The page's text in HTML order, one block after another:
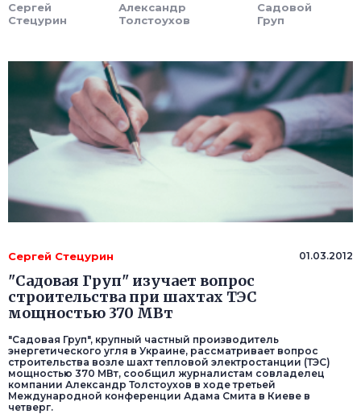
Сергей
Стецурин
Александр
Толстоухов
Садовой
Груп
Сергей Стецурин 01.03.2012
"Садовая Груп" изучает вопрос
строительства при шахтах ТЭС
мощностью 370 МВт
"Садовая Груп", крупный частный производитель
энергетического угля в Украине, рассматривает вопрос
строительства возле шахт тепловой электростанции (ТЭС)
мощностью 370 МВт, сообщил журналистам совладелец
компании Александр Толстоухов в ходе третьей
Международной конференции Адама Смита в Киеве в
четверг.